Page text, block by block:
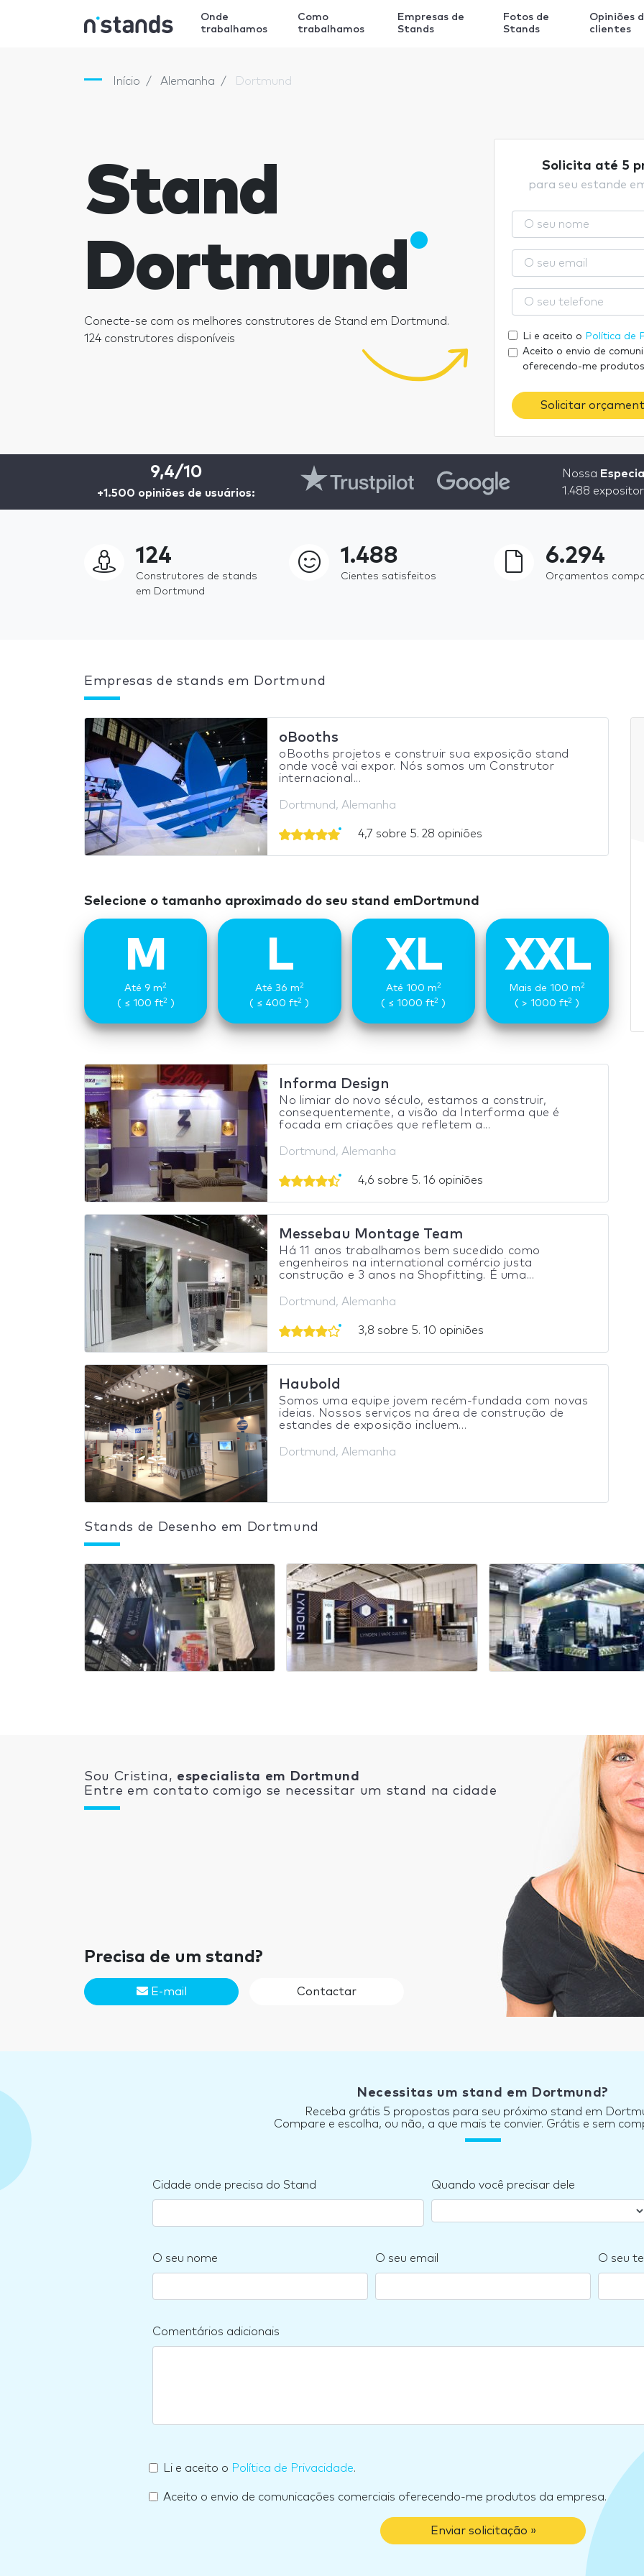
Onde
trabalhamos
Como
trabalhamos
Empresas de
Stands
Fotos de
Stands
Opiniões
clientes
Início Alemanha Dortmund
Stand
Dortmund
Conecte-se com os melhores construtores de Stand em Dortmund.
124 construtores disponíveis
Solicita até 5
para seu estande
Li e aceito o Política de
Aceito o envio de
oferecendo-me
Solicitar
9,4/10
+1.500 opiniões de usuários:
Nossa
1.488
124
Construtores de stands
em Dortmund
1.488
Cientes satisfeitos
6.294
Orçamentos
Empresas de stands em Dortmund
oBooths
oBooths projetos e construir sua exposição stand
onde você vai expor. Nós somos um Construtor
internacional...
Dortmund, Alemanha
4,7 sobre 5. 28 opiniões
Selecione o tamanho aproximado do seu stand emDortmund
M
Até 9 m2
( ≤ 100 ft2)
L
Até 36 m2
( ≤ 400 ft2 )
XL
Até 100 m2
( ≤ 1000 ft2 )
XXL
Mais de 100 m2
( > 1000 ft2 )
Informa Design
No limiar do novo século, estamos a construir,
consequentemente, a visão da Interforma que é
focada em criações que refletem a...
Dortmund, Alemanha
4,6 sobre 5. 16 opiniões
Messebau Montage Team
Há 11 anos trabalhamos bem sucedido como
engenheiros na international comércio justa
construção e 3 anos na Shopfitting. É uma...
Dortmund, Alemanha
3,8 sobre 5. 10 opiniões
Haubold
Somos uma equipe jovem recém-fundada com novas
ideias. Nossos serviços na área de construção de
estandes de exposição incluem...
Dortmund, Alemanha
Stands de Desenho em Dortmund
Sou Cristina, especialista em Dortmund
Entre em contato comigo se necessitar um stand na cidade
Precisa de um stand?
E-mail Contactar
Necessitas um stand em Dortmund?
Receba grátis 5 propostas para seu próximo stand em
Compare e escolha, ou não, a que mais te convier. Grátis e sem
Cidade onde precisa do Stand Quando você precisar dele
O seu nome O seu email O seu
Comentários adicionais
Li e aceito o Política de Privacidade.
Aceito o envio de comunicações comerciais oferecendo-me produtos da empresa.
Enviar solicitação »